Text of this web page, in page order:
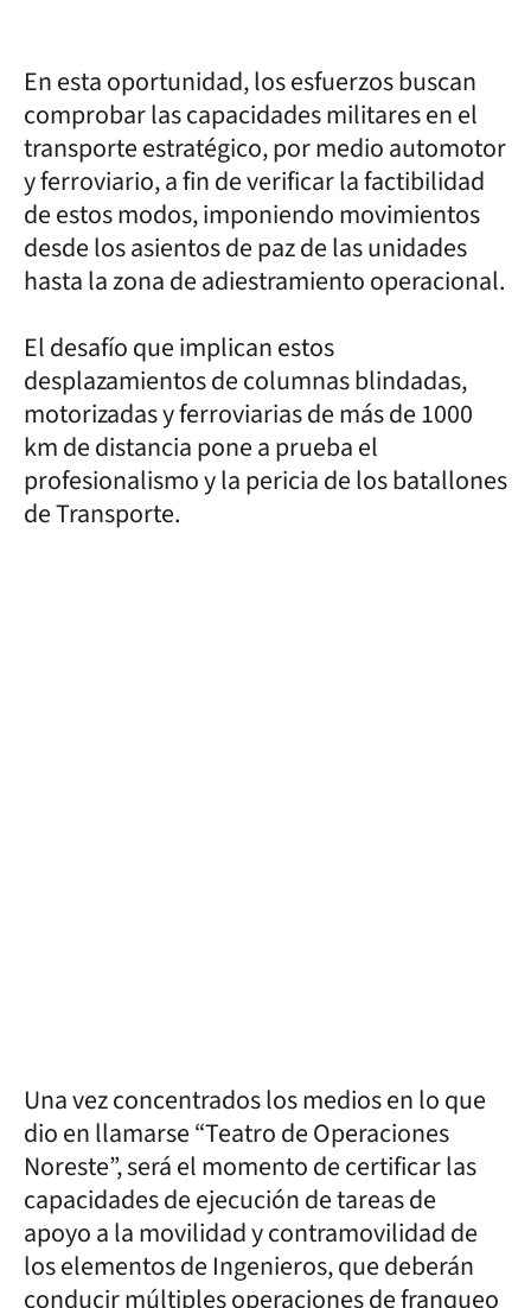
En esta oportunidad, los esfuerzos buscan
comprobar las capacidades militares en el
transporte estratégico, por medio automotor
y ferroviario, a fin de verificar la factibilidad
de estos modos, imponiendo movimientos
desde los asientos de paz de las unidades
hasta la zona de adiestramiento operacional.
El desafío que implican estos
desplazamientos de columnas blindadas,
motorizadas y ferroviarias de más de 1000
km de distancia pone a prueba el
profesionalismo y la pericia de los batallones
de Transporte.
Una vez concentrados los medios en lo que
dio en llamarse “Teatro de Operaciones
Noreste”, será el momento de certificar las
capacidades de ejecución de tareas de
apoyo a la movilidad y contramovilidad de
los elementos de Ingenieros, que deberán
conducir múltiples operaciones de franqueo